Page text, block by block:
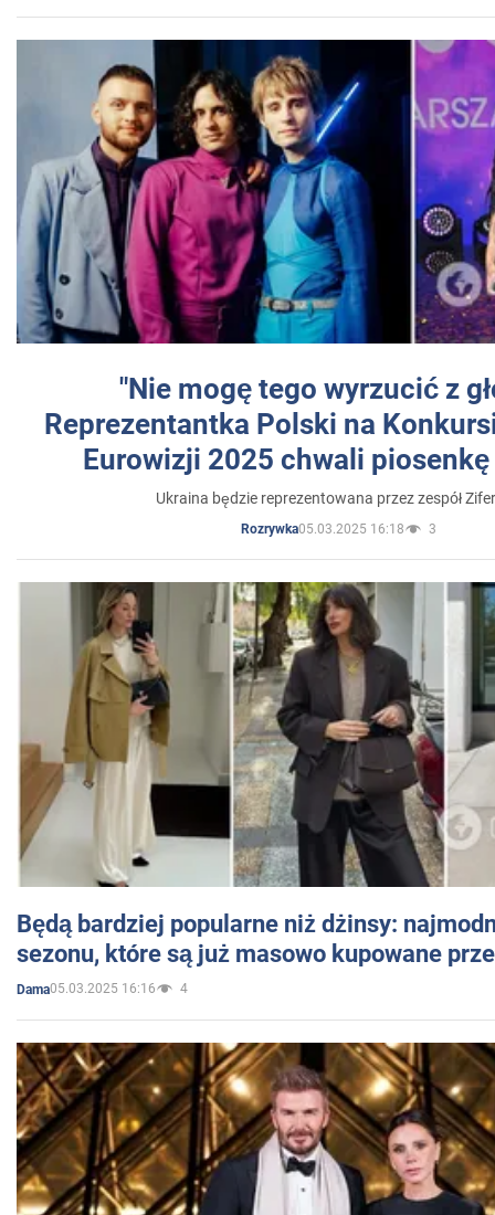
"Nie mogę tego wyrzucić z
Reprezentantka Polski na
Eurowizji 2025 chwali
Ukraina będzie reprezentowana przez zespół
Rozrywka05.03.2025 16:18 3
Będą bardziej popularne niż dżinsy:
sezonu, które są już masowo kupowane
Dama05.03.2025 16:16 4